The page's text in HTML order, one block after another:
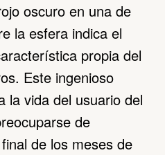
oscuro en una de
la esfera indica el
propia del
Este ingenioso
la vida del usuario del
de
de los meses de